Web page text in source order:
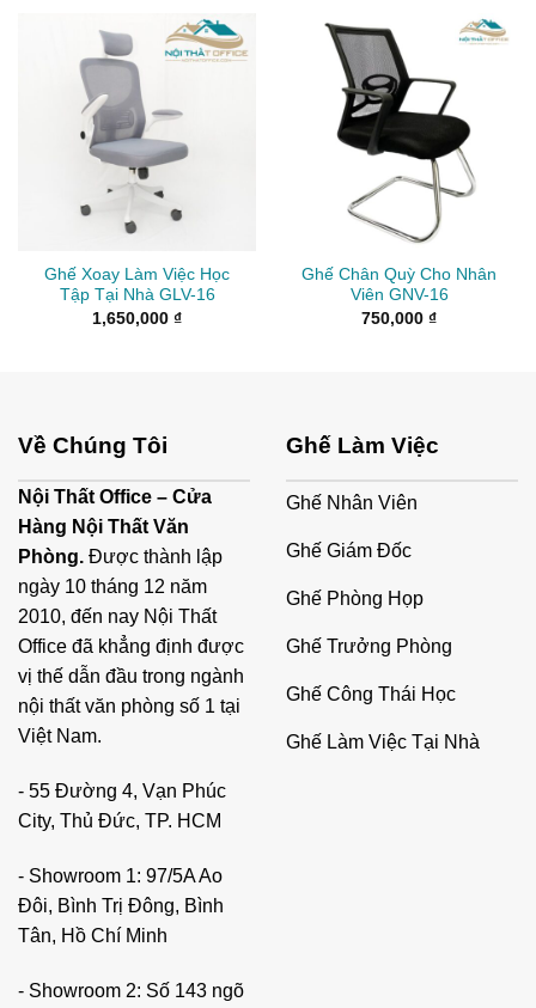
Ghế Xoay Làm Việc Học
Tập Tại Nhà GLV-16
1,650,000 ₫
Ghế Chân Quỳ Cho Nhân
Viên GNV-16
750,000 ₫
Về Chúng Tôi
Nội Thất Office – Cửa
Hàng Nội Thất Văn
Phòng. Được thành lập
ngày 10 tháng 12 năm
2010, đến nay Nội Thất
Office đã khẳng định được
vị thế dẫn đầu trong ngành
nội thất văn phòng số 1 tại
Việt Nam.
- 55 Đường 4, Vạn Phúc
City, Thủ Đức, TP. HCM
- Showroom 1: 97/5A Ao
Đôi, Bình Trị Đông, Bình
Tân, Hồ Chí Minh
- Showroom 2: Số 143 ngõ
Ghế Làm Việc
Ghế Nhân Viên
Ghế Giám Đốc
Ghế Phòng Họp
Ghế Trưởng Phòng
Ghế Công Thái Học
Ghế Làm Việc Tại Nhà